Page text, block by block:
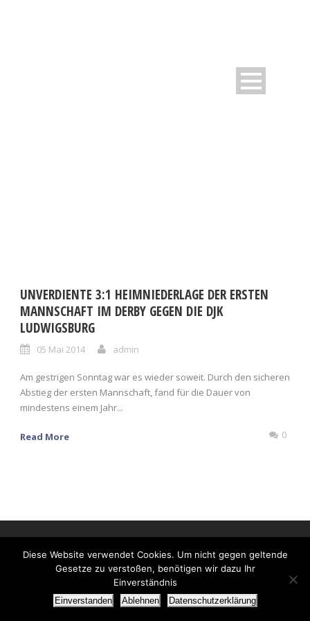
UNVERDIENTE 3:1 HEIMNIEDERLAGE DER ERSTEN
MANNSCHAFT IM DERBY GEGEN DIE DJK
LUDWIGSBURG
05 Mai 2014 admin
Am gestrigen Sonntag war es wieder soweit. Durch den sicheren
Abstieg der ersten Mannschaft, fand für die Dauer von
mindestens einem Jahr...
Read More 0
Diese Website verwendet Cookies. Um nicht gegen geltende
Gesetze zu verstoßen, benötigen wir dazu Ihr
Einverständnis
Einverstanden Ablehnen Datenschutzerklärung